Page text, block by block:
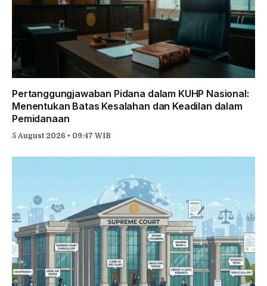
Pertanggungjawaban Pidana dalam KUHP Nasional:
Menentukan Batas Kesalahan dan Keadilan dalam
Pemidanaan
5 August 2026 • 09:47 WIB